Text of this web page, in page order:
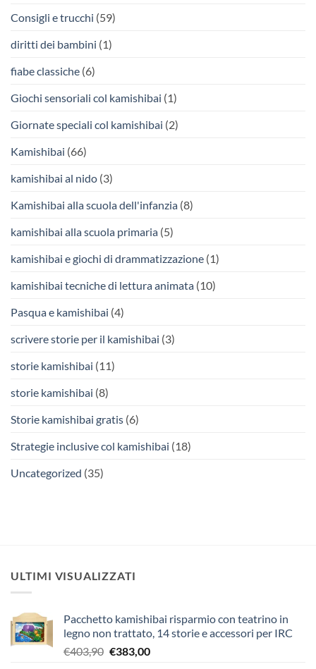
Consigli e trucchi (59)
diritti dei bambini (1)
fiabe classiche (6)
Giochi sensoriali col kamishibai (1)
Giornate speciali col kamishibai (2)
Kamishibai (66)
kamishibai al nido (3)
Kamishibai alla scuola dell'infanzia (8)
kamishibai alla scuola primaria (5)
kamishibai e giochi di drammatizzazione (1)
kamishibai tecniche di lettura animata (10)
Pasqua e kamishibai (4)
scrivere storie per il kamishibai (3)
storie kamishibai (11)
storie kamishibai (8)
Storie kamishibai gratis (6)
Strategie inclusive col kamishibai (18)
Uncategorized (35)
ULTIMI VISUALIZZATI
Pacchetto kamishibai risparmio con teatrino in
legno non trattato, 14 storie e accessori per IRC
€403,90 Il
€383,00Il